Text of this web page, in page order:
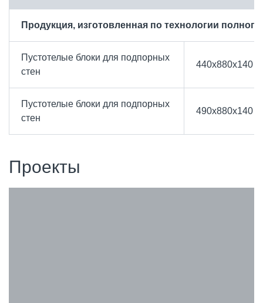
Продукция, изготовленная по технологии полного
Пустотелые блоки для подпорных
стен
440х880х140
Пустотелые блоки для подпорных
стен
490х880х140
Проекты